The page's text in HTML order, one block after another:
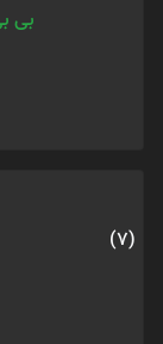
بی
(7)